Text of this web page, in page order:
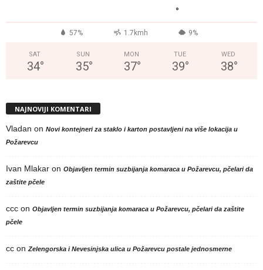
°
57% 1.7kmh 9%
SAT
34°
SUN
35°
MON
37°
TUE
39°
WED
38°
NAJNOVIJI KOMENTARI
Vladan on Novi kontejneri za staklo i karton postavljeni na više lokacija u
Požarevcu
Ivan Mlakar on Objavljen termin suzbijanja komaraca u Požarevcu, pčelari da
zaštite pčele
ccc on Objavljen termin suzbijanja komaraca u Požarevcu, pčelari da zaštite
pčele
cc on Zelengorska i Nevesinjska ulica u Požarevcu postale jednosmerne